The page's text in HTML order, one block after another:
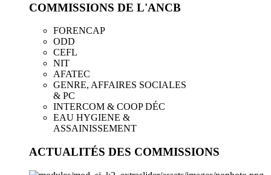
COMMISSIONS DE L'ANCB
FORENCAP
ODD
CEFL
NIT
AFATEC
GENRE, AFFAIRES SOCIALES
& PC
INTERCOM & COOP DÉC
EAU HYGIENE &
ASSAINISSEMENT
ACTUALITÉS DES COMMISSIONS